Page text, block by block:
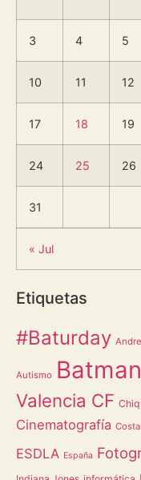
3 4 5
10 11 12
17 18 19
24 25 26
31
« Jul
Etiquetas
#Baturday
Autismo Batman
Valencia CF
Cinematografía
ESDLA España